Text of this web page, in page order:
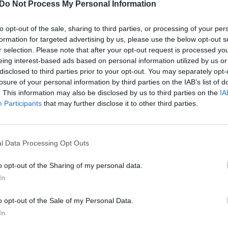
Do Not Process My Personal Information
opt-out of the sale, sharing to third parties, or processing of your
for targeted advertising by us, please use the below opt-out
selection. Please note that after your opt-out request is processed
interest-based ads based on personal information utilized by us
to third parties prior to your opt-out. You may separately
of your personal information by third parties on the IAB’s list of
This information may also be disclosed by us to third parties on the
Participants that may further disclose it to other third parties.
Data Processing Opt Outs
opt-out of the Sharing of my personal data.
opt-out of the Sale of my Personal Data.
jaunoms poroms. Nes kai jau
juos vaišinti, ką ant stalo padėti, žiūrėk,
tikrai pravers.
kartus, bet naujų indų
apdužusiuose induose užkandukų
atidavė...
mūsų su vyru dovanotieji. Kaži, ar tiesą
pagalvojusi, kad ji įdėjo į internetą
radau tą skelbimą, kuriame